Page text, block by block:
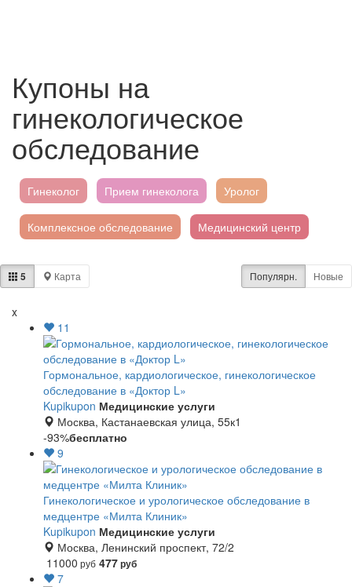
Купоны на
гинекологическое
обследование
Гинеколог Прием гинеколога Уролог
Комплексное обследование Медицинский центр
Кардиолог Гормональное обследование
5 Карта Популярн. Новые
x
11
Гормональное, кардиологическое, гинекологическое
обследование в «Доктор L»
Kupikupon Медицинские услуги
Москва, Кастанаевская улица, 55к1
-93%бесплатно
9
Гинекологическое и урологическое обследование в
медцентре «Милта Клиник»
Kupikupon Медицинские услуги
Москва, Ленинский проспект, 72/2
11000 руб 477руб
7